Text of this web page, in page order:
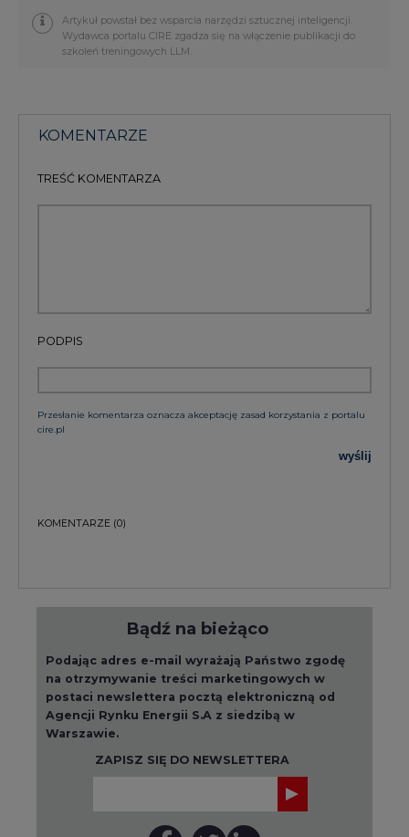
Artykuł powstał bez wsparcia narzędzi sztucznej inteligencji.
Wydawca portalu CIRE zgadza się na włączenie publikacji do
szkoleń treningowych LLM.
KOMENTARZE
TREŚĆ KOMENTARZA
PODPIS
Przesłanie komentarza oznacza akceptację zasad korzystania z portalu
cire.pl
wyślij
KOMENTARZE (0)
Bądź na bieżąco
Podając adres e-mail wyrażają Państwo zgodę
na otrzymywanie treści marketingowych w
postaci newslettera pocztą elektroniczną od
Agencji Rynku Energii S.A z siedzibą w
Warszawie.
ZAPISZ SIĘ DO NEWSLETTERA